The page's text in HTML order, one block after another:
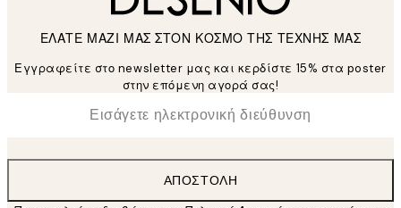
ΕΛΑΤΕ ΜΑΖΙ ΜΑΣ ΣΤΟΝ ΚΟΣΜΟ ΤΗΣ ΤΕΧΝΗΣ ΜΑΣ
Εγγραφείτε στο newsletter μας και κερδίστε 15% στα poster
στην επόμενη αγορά σας!
Ηλεκτρονική Διεύθυνση
ΑΠΟΣΤΟΛΉ